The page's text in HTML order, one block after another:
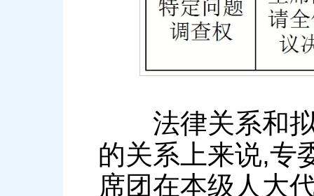
法律关系和拟
的关系上来说,专
席团在本级人大